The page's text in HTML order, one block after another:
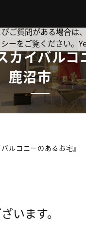
カイバルコ
沼市
バルコニーのあるお宅
います。
お客様の活動を追跡し
プライバシーを極め
ご質問がある場合は
ーをご覧ください。